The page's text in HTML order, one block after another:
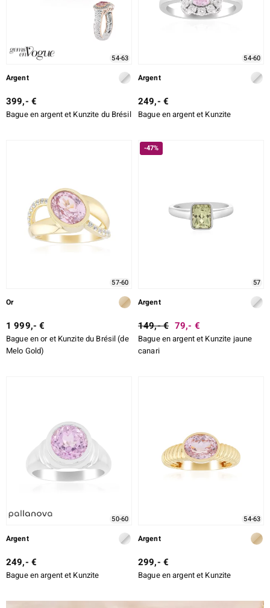
54-63
Argent
399,- €
Bague en argent et Kunzite du Brésil
54-60
Argent
249,- €
Bague en argent et Kunzite
57-60
Or
1 999,- €
Bague en or et Kunzite du Brésil (de
Melo Gold)
-47%
57
Argent
149,- € 79,- €
Bague en argent et Kunzite jaune
canari
50-60
Argent
249,- €
Bague en argent et Kunzite
54-63
Argent
299,- €
Bague en argent et Kunzite